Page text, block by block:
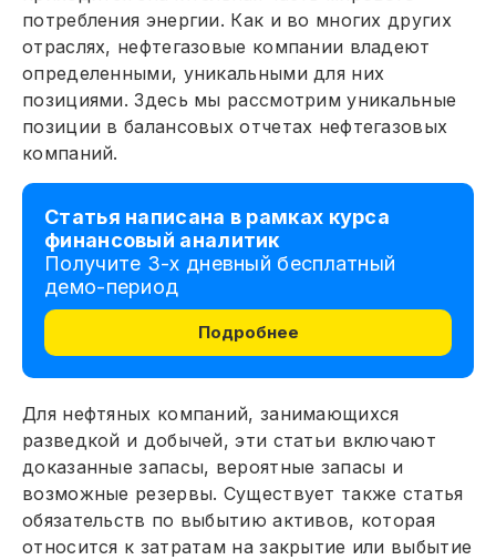
потребления энергии. Как и во многих других
отраслях, нефтегазовые компании владеют
определенными, уникальными для них
позициями. Здесь мы рассмотрим уникальные
позиции в балансовых отчетах нефтегазовых
компаний.
Статья написана в рамках курса
финансовый аналитик
Получите 3-х дневный бесплатный
демо-период
Подробнее
Для нефтяных компаний, занимающихся
разведкой и добычей, эти статьи включают
доказанные запасы, вероятные запасы и
возможные резервы. Существует также статья
обязательств по выбытию активов, которая
относится к затратам на закрытие или выбытие